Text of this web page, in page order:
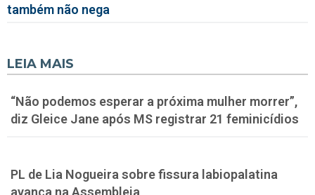
também não nega
LEIA MAIS
“Não podemos esperar a próxima mulher morrer”,
diz Gleice Jane após MS registrar 21 feminicídios
PL de Lia Nogueira sobre fissura labiopalatina
avança na Assembleia